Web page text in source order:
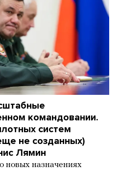
командовании.
систем
не созданных)
Лямин
новых назначениях